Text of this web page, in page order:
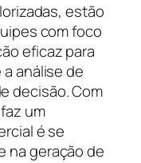
estão
com foco
eficaz para
análise de
decisão. Com
um
é se
na geração de